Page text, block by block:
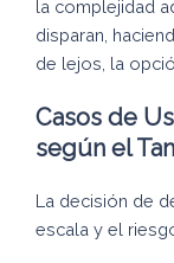
la complejidad
disparan,
de lejos, la
Casos de
según el
La decisión de
escala y el